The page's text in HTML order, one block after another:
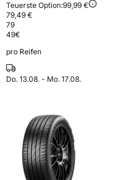
Teuerste Option:99,99 €
79,49 €
79
49€
pro Reifen
Do. 13.08. - Mo. 17.08.